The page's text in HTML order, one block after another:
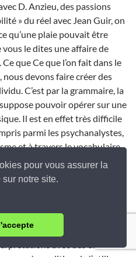
pour vous assurer la
notre site.
D. Anzieu, des passions
» du réel avec Jean Guir, on
qu’une plaie pouvait être
vous le dites une affaire de
que Ce que l’on fait dans le
nous devons faire créer des
C’est par la grammaire, la
pouvoir opérer sur une
Il est en effet très difficile
parmi les psychanalystes,
et à travers le vocabulaire
symptôme, produire un effet
n’est étonné de cela. Les
dans un moment particulier,
dans une exacerbation de
la psychanalyse le transfert
ignorées de celui qui
avec des effets sur